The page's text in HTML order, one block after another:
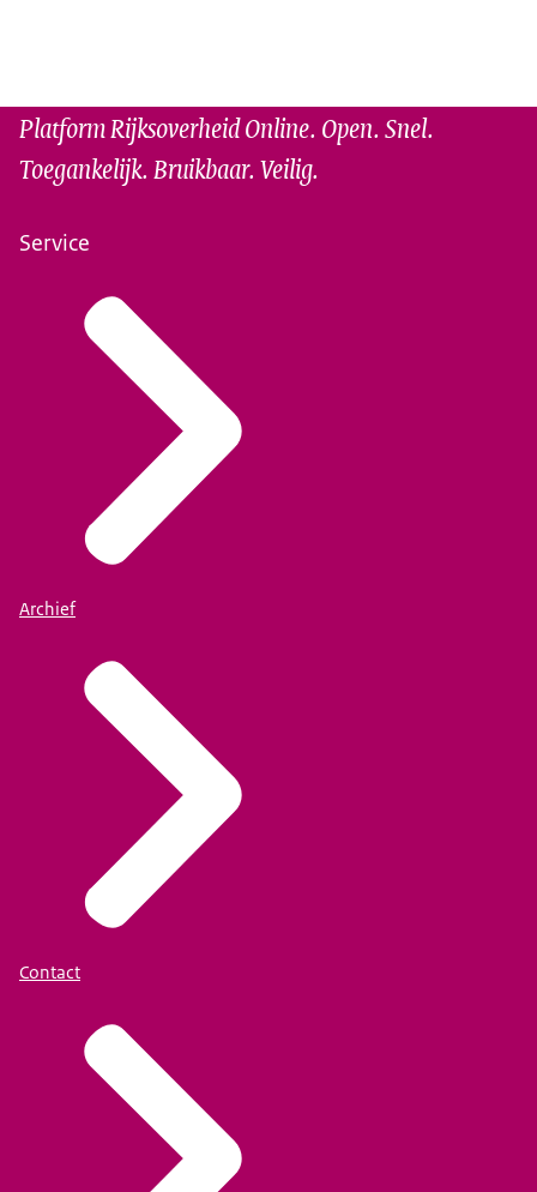
Platform Rijksoverheid Online. Open. Snel.
Toegankelijk. Bruikbaar. Veilig.
Service
Archief
Contact